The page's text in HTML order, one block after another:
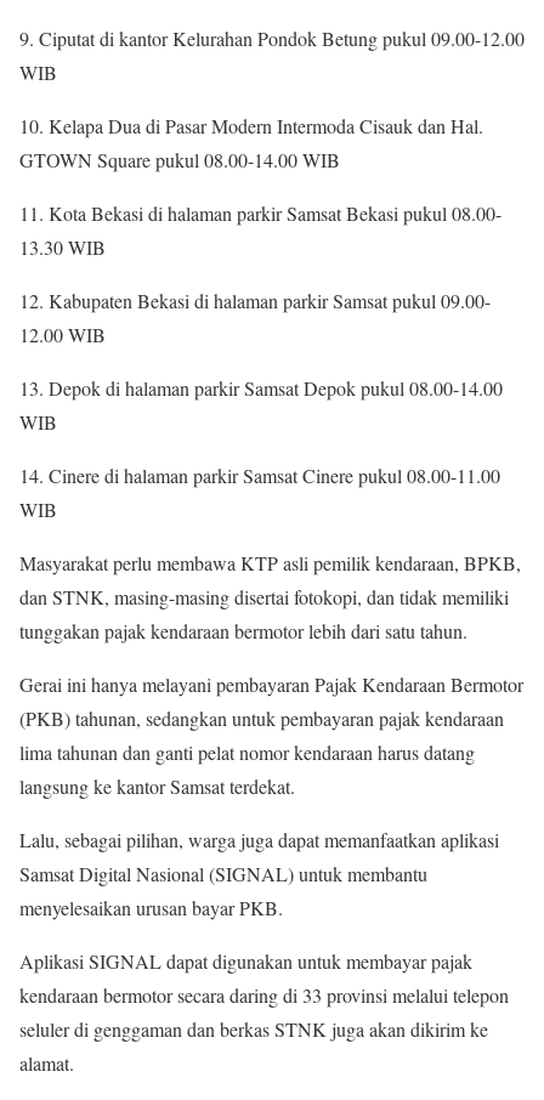
9. Ciputat di kantor Kelurahan Pondok Betung pukul 09.00-12.00
WIB
10. Kelapa Dua di Pasar Modern Intermoda Cisauk dan Hal.
GTOWN Square pukul 08.00-14.00 WIB
11. Kota Bekasi di halaman parkir Samsat Bekasi pukul 08.00-
13.30 WIB
12. Kabupaten Bekasi di halaman parkir Samsat pukul 09.00-
12.00 WIB
13. Depok di halaman parkir Samsat Depok pukul 08.00-14.00
WIB
14. Cinere di halaman parkir Samsat Cinere pukul 08.00-11.00
WIB
Masyarakat perlu membawa KTP asli pemilik kendaraan, BPKB,
dan STNK, masing-masing disertai fotokopi, dan tidak memiliki
tunggakan pajak kendaraan bermotor lebih dari satu tahun.
Gerai ini hanya melayani pembayaran Pajak Kendaraan Bermotor
(PKB) tahunan, sedangkan untuk pembayaran pajak kendaraan
lima tahunan dan ganti pelat nomor kendaraan harus datang
langsung ke kantor Samsat terdekat.
Lalu, sebagai pilihan, warga juga dapat memanfaatkan aplikasi
Samsat Digital Nasional (SIGNAL) untuk membantu
menyelesaikan urusan bayar PKB.
Aplikasi SIGNAL dapat digunakan untuk membayar pajak
kendaraan bermotor secara daring di 33 provinsi melalui telepon
seluler di genggaman dan berkas STNK juga akan dikirim ke
alamat.